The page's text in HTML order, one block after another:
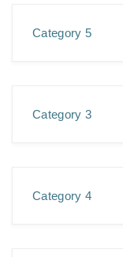
Category 5
Category 3
Category 4